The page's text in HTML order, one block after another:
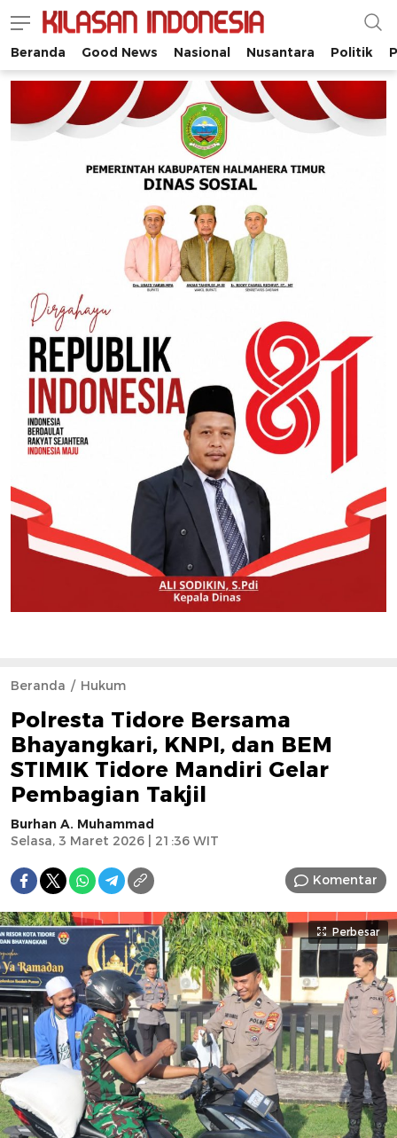
Kilasan Indonesia
Satu-satunya di Indonesia
Beranda Good News Nasional Nusantara Politik
Beranda Hukum
Polresta Tidore Bersama
Bhayangkari, KNPI, dan BEM
STIMIK Tidore Mandiri Gelar
Pembagian Takjil
Burhan A. Muhammad
Selasa, 3 Maret 2026 | 21:36 WIT
Komentar
Perbesar